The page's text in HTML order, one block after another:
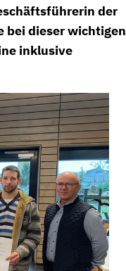
der
bei dieser wichtigen
inklusive